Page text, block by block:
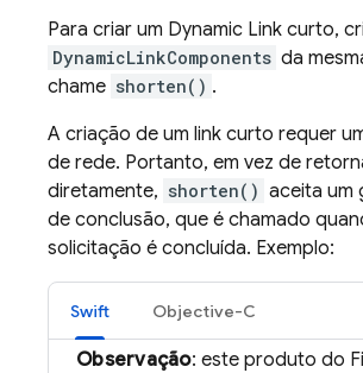
Para criar um Dynamic Link curto,
DynamicLinkComponents da
chame shorten() .
A criação de um link curto requer
de rede. Portanto, em vez de
diretamente, shorten() aceita um
de conclusão, que é chamado
solicitação é concluída. Exemplo:
Swift Objective-C
Observação: este produto do